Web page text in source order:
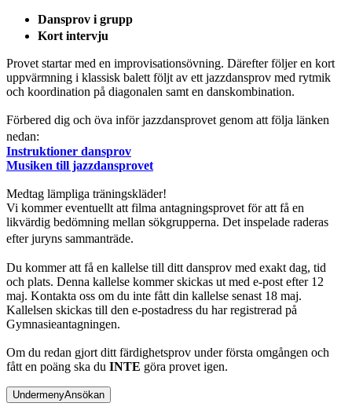
Dansprov i grupp
Kort intervju
Provet startar med en improvisationsövning. Därefter följer en kort
uppvärmning i klassisk balett följt av ett jazzdansprov med rytmik
och koordination på diagonalen samt en danskombination.
Förbered dig och öva inför jazzdansprovet genom att följa länken
nedan:
Instruktioner dansprov
Musiken till jazzdansprovet
Medtag lämpliga träningskläder!
Vi kommer eventuellt att filma antagningsprovet för att få en
likvärdig bedömning mellan sökgrupperna. Det inspelade raderas
efter juryns sammanträde.
Du kommer att få en kallelse till ditt dansprov med exakt dag, tid
och plats. Denna kallelse kommer skickas ut med e-post efter 12
maj. Kontakta oss om du inte fått din kallelse senast 18 maj.
Kallelsen skickas till den e-postadress du har registrerad på
Gymnasieantagningen.
Om du redan gjort ditt färdighetsprov under första omgången och
fått en poäng ska du INTE göra provet igen.
UndermenyAnsökan